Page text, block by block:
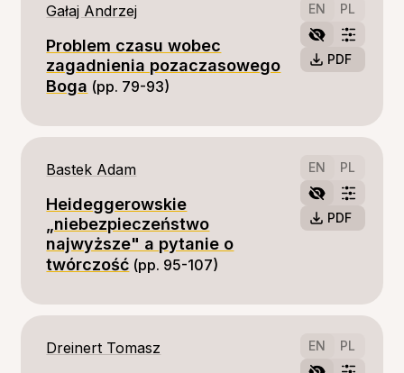
EN PL
PDF
Gałaj Andrzej
Problem czasu wobec
zagadnienia pozaczasowego
Boga (pp. 79-93)
EN PL
PDF
Bastek Adam
Heideggerowskie
„niebezpieczeństwo
najwyższe" a pytanie o
twórczość (pp. 95-107)
EN PL
Dreinert Tomasz